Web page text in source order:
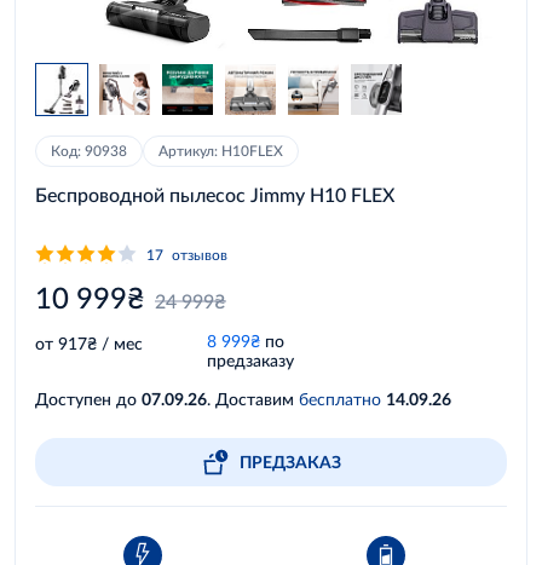
Код: 90938 Артикул: H10FLEX
Беспроводной пылесос Jimmy H10 FLEX
17 отзывов
10 999₴ 24 999₴
от 917₴ / мес 8 999₴ по
предзаказу
Доступен до 07.09.26. Доставим бесплатно 14.09.26
ПРЕДЗАКАЗ